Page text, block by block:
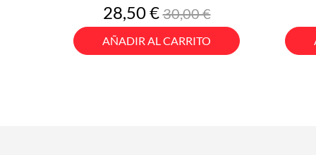
Precio
28,50 €Precio
base
30,00 €
AÑADIR AL CARRITO